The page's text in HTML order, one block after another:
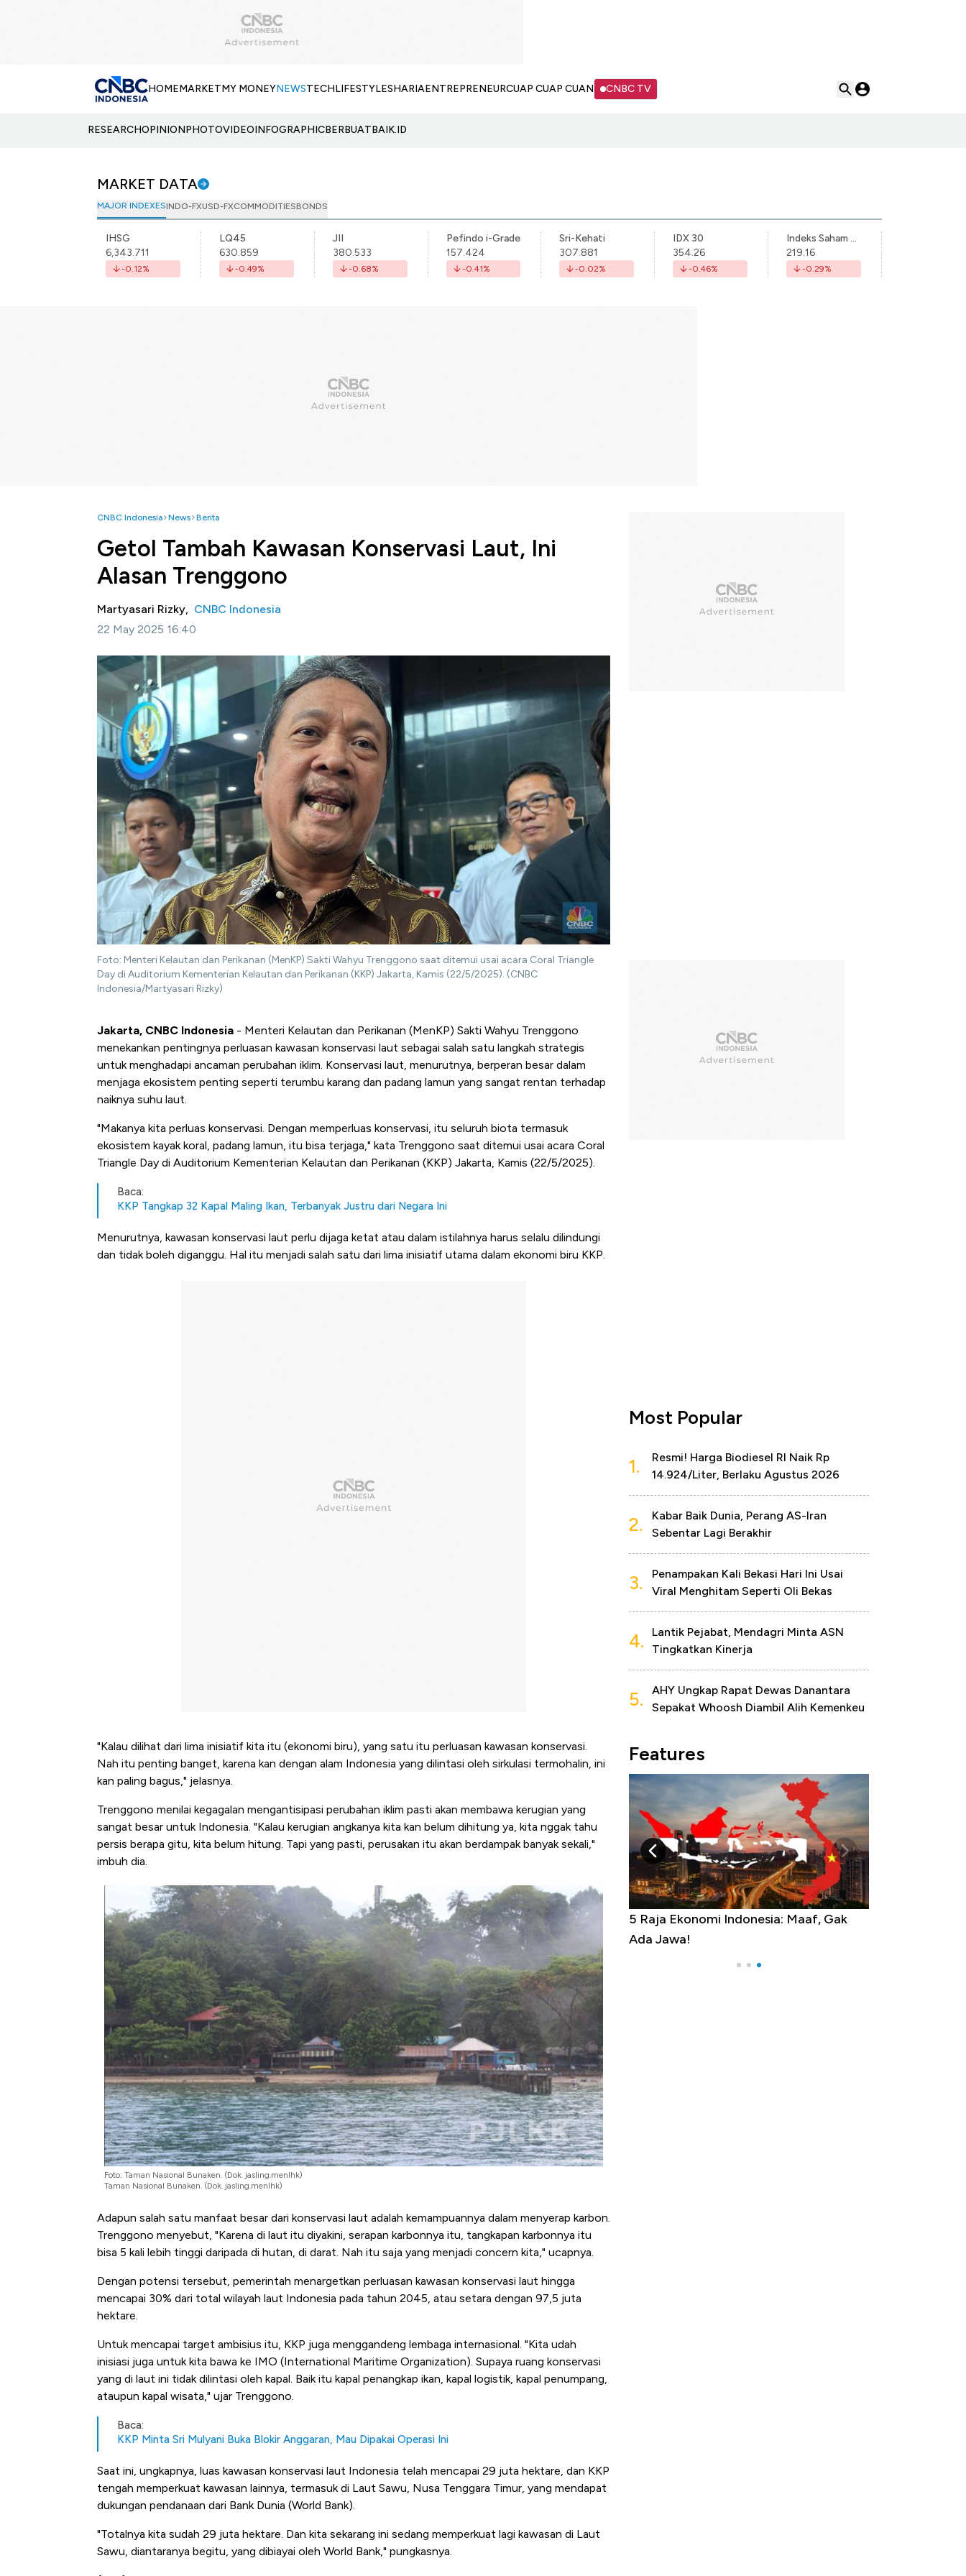
HOMEMARKETMY MONEYNEWSTECHLIFESTYLESHARIAENTREPRENEURCUAP CUAP CUAN CNBC TV
RESEARCHOPINIONPHOTOVIDEOINFOGRAPHICBERBUATBAIK.ID
MARKET DATA
MAJOR INDEXESINDO-FXUSD-FXCOMMODITIESBONDS
IHSG
6,343.711
-0.12%
LQ45
630.859
-0.49%
JII
380.533
-0.68%
Pefindo i-Grade
157.424
-0.41%
Sri-Kehati
307.881
-0.02%
IDX 30
354.26
-0.46%
Indeks Saham Syariah Indonesia
219.16
-0.29%
CNBC Indonesia News Berita
Getol Tambah Kawasan Konservasi Laut, Ini
Alasan Trenggono
Martyasari Rizky, CNBC Indonesia
22 May 2025 16:40
Foto: Menteri Kelautan dan Perikanan (MenKP) Sakti Wahyu Trenggono saat ditemui usai acara Coral Triangle
Day di Auditorium Kementerian Kelautan dan Perikanan (KKP) Jakarta, Kamis (22/5/2025). (CNBC
Indonesia/Martyasari Rizky)
Jakarta, CNBC Indonesia - Menteri Kelautan dan Perikanan (MenKP) Sakti Wahyu Trenggono
menekankan pentingnya perluasan kawasan konservasi laut sebagai salah satu langkah strategis
untuk menghadapi ancaman perubahan iklim. Konservasi laut, menurutnya, berperan besar dalam
menjaga ekosistem penting seperti terumbu karang dan padang lamun yang sangat rentan terhadap
naiknya suhu laut.
"Makanya kita perluas konservasi. Dengan memperluas konservasi, itu seluruh biota termasuk
ekosistem kayak koral, padang lamun, itu bisa terjaga," kata Trenggono saat ditemui usai acara Coral
Triangle Day di Auditorium Kementerian Kelautan dan Perikanan (KKP) Jakarta, Kamis (22/5/2025).
Baca:
KKP Tangkap 32 Kapal Maling Ikan, Terbanyak Justru dari Negara Ini
Menurutnya, kawasan konservasi laut perlu dijaga ketat atau dalam istilahnya harus selalu dilindungi
dan tidak boleh diganggu. Hal itu menjadi salah satu dari lima inisiatif utama dalam ekonomi biru KKP.
"Kalau dilihat dari lima inisiatif kita itu (ekonomi biru), yang satu itu perluasan kawasan konservasi.
Nah itu penting banget, karena kan dengan alam Indonesia yang dilintasi oleh sirkulasi termohalin, ini
kan paling bagus," jelasnya.
Trenggono menilai kegagalan mengantisipasi perubahan iklim pasti akan membawa kerugian yang
sangat besar untuk Indonesia. "Kalau kerugian angkanya kita kan belum dihitung ya, kita nggak tahu
persis berapa gitu, kita belum hitung. Tapi yang pasti, perusakan itu akan berdampak banyak sekali,"
imbuh dia.
Foto: Taman Nasional Bunaken. (Dok. jasling.menlhk)
Taman Nasional Bunaken. (Dok. jasling.menlhk)
Adapun salah satu manfaat besar dari konservasi laut adalah kemampuannya dalam menyerap karbon.
Trenggono menyebut, "Karena di laut itu diyakini, serapan karbonnya itu, tangkapan karbonnya itu
bisa 5 kali lebih tinggi daripada di hutan, di darat. Nah itu saja yang menjadi concern kita," ucapnya.
Dengan potensi tersebut, pemerintah menargetkan perluasan kawasan konservasi laut hingga
mencapai 30% dari total wilayah laut Indonesia pada tahun 2045, atau setara dengan 97,5 juta
hektare.
Untuk mencapai target ambisius itu, KKP juga menggandeng lembaga internasional. "Kita udah
inisiasi juga untuk kita bawa ke IMO (International Maritime Organization). Supaya ruang konservasi
yang di laut ini tidak dilintasi oleh kapal. Baik itu kapal penangkap ikan, kapal logistik, kapal penumpang,
ataupun kapal wisata," ujar Trenggono.
Baca:
KKP Minta Sri Mulyani Buka Blokir Anggaran, Mau Dipakai Operasi Ini
Saat ini, ungkapnya, luas kawasan konservasi laut Indonesia telah mencapai 29 juta hektare, dan KKP
tengah memperkuat kawasan lainnya, termasuk di Laut Sawu, Nusa Tenggara Timur, yang mendapat
dukungan pendanaan dari Bank Dunia (World Bank).
"Totalnya kita sudah 29 juta hektare. Dan kita sekarang ini sedang memperkuat lagi kawasan di Laut
Sawu, diantaranya begitu, yang dibiayai oleh World Bank," pungkasnya.
Most Popular
1.
Resmi! Harga Biodiesel RI Naik Rp
14.924/Liter, Berlaku Agustus 2026
2.
Kabar Baik Dunia, Perang AS-Iran
Sebentar Lagi Berakhir
3.
Penampakan Kali Bekasi Hari Ini Usai
Viral Menghitam Seperti Oli Bekas
4.
Lantik Pejabat, Mendagri Minta ASN
Tingkatkan Kinerja
5.
AHY Ungkap Rapat Dewas Danantara
Sepakat Whoosh Diambil Alih Kemenkeu
Features
Bangkit dari Kubur! Bisnis Furniture &
Alas Kaki Tumbuh Double Digit
Industri Susu Jadi Bintang Baru Ekonomi
5 Raja Ekonomi Indonesia: Maaf, Gak
Ada Jawa!